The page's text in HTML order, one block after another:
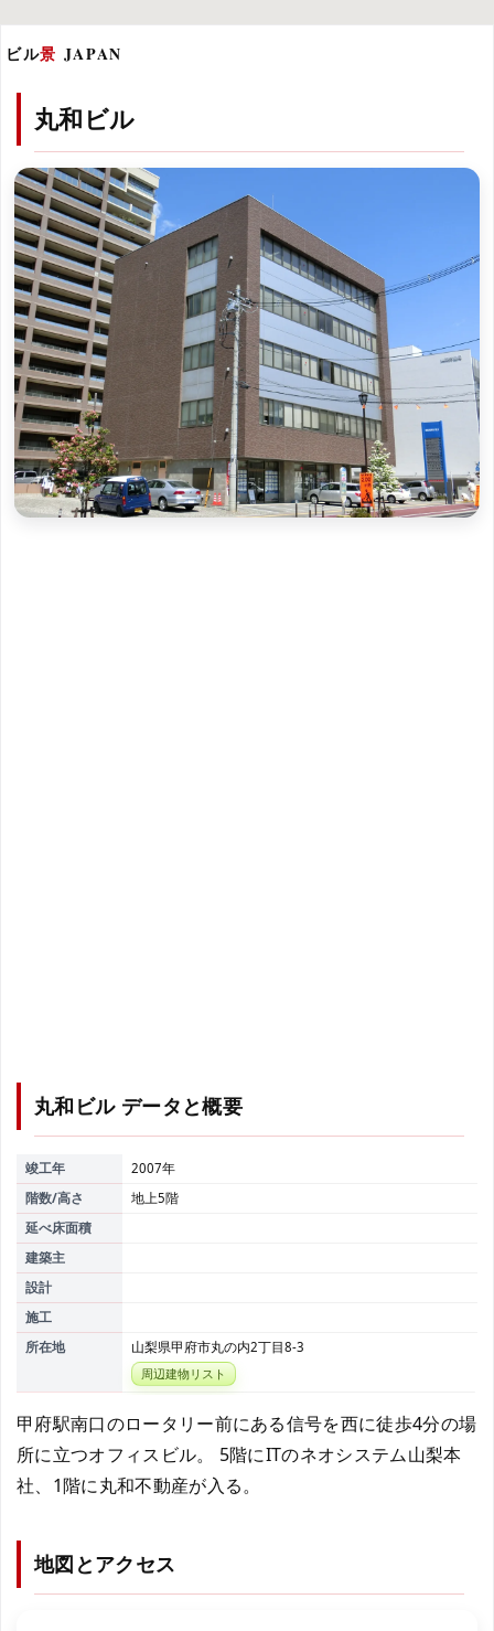
ビル景 JAPAN
丸和ビル
丸和ビル データと概要
竣工年
2007年
階数/高さ
地上5階
延べ床面積
建築主
設計
施工
所在地
山梨県甲府市丸の内2丁目8-3
周辺建物リスト
甲府駅南口のロータリー前にある信号を西に徒歩4分の場
所に立つオフィスビル。 5階にITのネオシステム山梨本
社、1階に丸和不動産が入る。
地図とアクセス